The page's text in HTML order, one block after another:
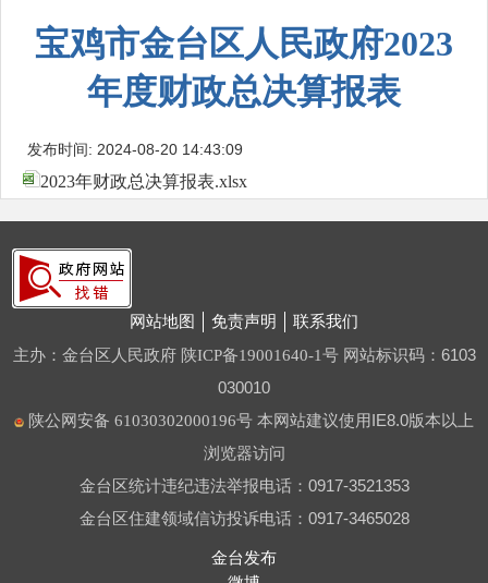
宝鸡市金台区人民政府2023
年度财政总决算报表
发布时间: 2024-08-20 14:43:09
2023年财政总决算报表.xlsx
网站地图 免责声明 联系我们
主办：金台区人民政府 陕ICP备19001640-1号 网站标识码：6103
030010
陕公网安备 61030302000196号 本网站建议使用IE8.0版本以上
浏览器访问
金台区统计违纪违法举报电话：0917-3521353
金台区住建领域信访投诉电话：0917-3465028
金台发布